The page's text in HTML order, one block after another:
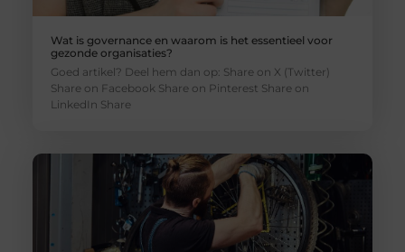
Wat is governance en waarom is het essentieel voor
gezonde organisaties?
Goed artikel? Deel hem dan op: Share on X (Twitter)
Share on Facebook Share on Pinterest Share on
LinkedIn Share